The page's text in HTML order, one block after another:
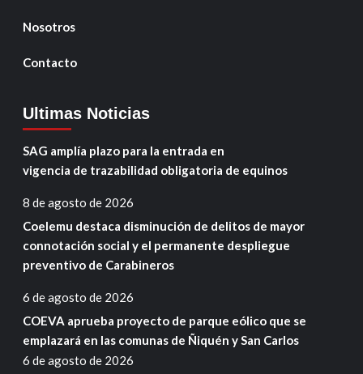
Nosotros
Contacto
Ultimas Noticias
SAG amplía plazo para la entrada en
vigencia de trazabilidad obligatoria de equinos
8 de agosto de 2026
Coelemu destaca disminución de delitos de mayor
connotación social y el permanente despliegue
preventivo de Carabineros
6 de agosto de 2026
COEVA aprueba proyecto de parque eólico que se
emplazará en las comunas de Ñiquén y San Carlos
6 de agosto de 2026